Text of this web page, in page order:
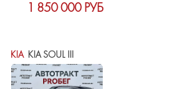
1 850 000 РУБ
KIAKIA SOUL III